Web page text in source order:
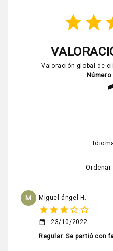
starstar
Valoración global de
M Miguel ángel H.
star star star star_border star_border
date_range
23/10/2022
Regular. Se partió con